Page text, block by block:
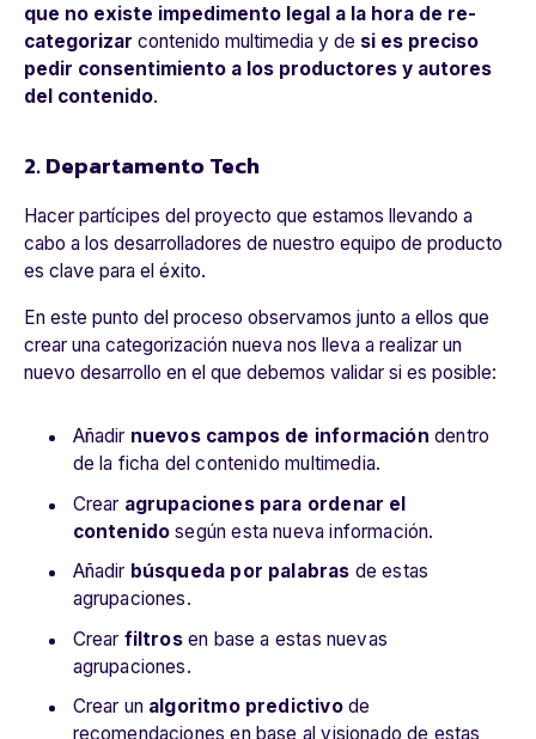
que no existe impedimento legal a la hora de re-
categorizar contenido multimedia y de si es preciso
pedir consentimiento a los productores y autores
del contenido.
2. Departamento Tech
Hacer partícipes del proyecto que estamos llevando a
cabo a los desarrolladores de nuestro equipo de producto
es clave para el éxito.
En este punto del proceso observamos junto a ellos que
crear una categorización nueva nos lleva a realizar un
nuevo desarrollo en el que debemos validar si es posible:
Añadir nuevos campos de información dentro
de la ficha del contenido multimedia.
Crear agrupaciones para ordenar el
contenido según esta nueva información.
Añadir búsqueda por palabras de estas
agrupaciones.
Crear filtrosen base a estas nuevas
agrupaciones.
Crear un algoritmo predictivode
recomendaciones en base al visionado de estas